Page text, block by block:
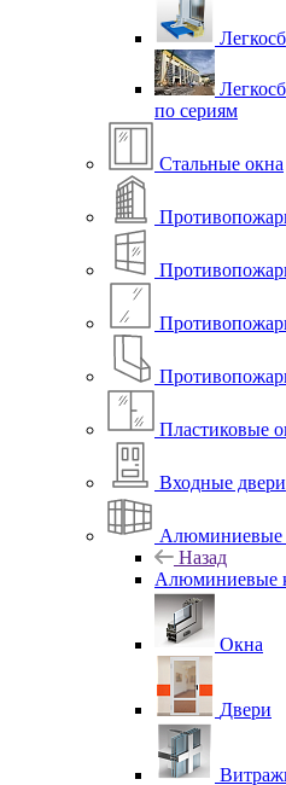
по сериям
Стальные окна
Пластиковые
Входные двери
Алюминиевые
Назад
Алюминиевые
Окна
Двери